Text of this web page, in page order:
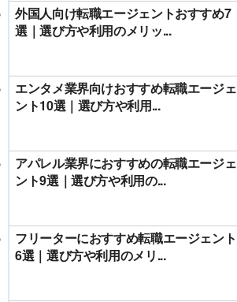
外国人向け転職エージェントおすすめ7
選｜選び方や利用のメリッ...
エンタメ業界向けおすすめ転職エージェ
ント10選｜選び方や利用...
アパレル業界におすすめの転職エージェ
ント9選｜選び方や利用の...
フリーターにおすすめ転職エージェント
6選｜選び方や利用のメリ...